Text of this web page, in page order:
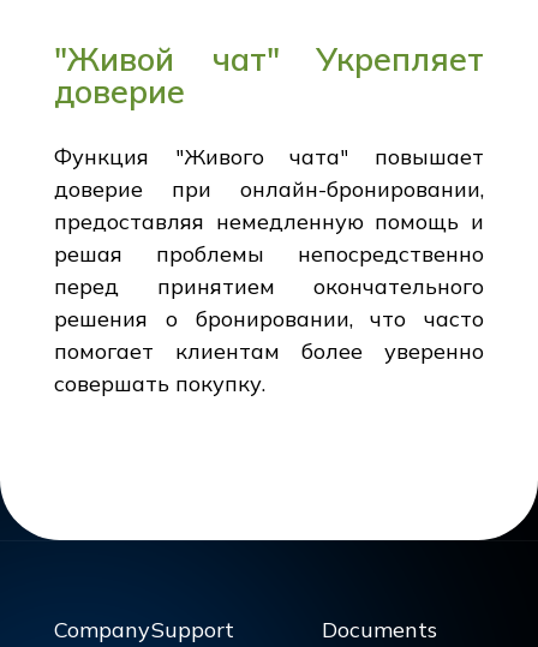
"Живой чат" Укрепляет
доверие
Функция "Живого чата" повышает
доверие при онлайн-бронировании,
предоставляя немедленную помощь и
решая проблемы непосредственно
перед принятием окончательного
решения о бронировании, что часто
помогает клиентам более уверенно
совершать покупку.
CompanySupport Documents